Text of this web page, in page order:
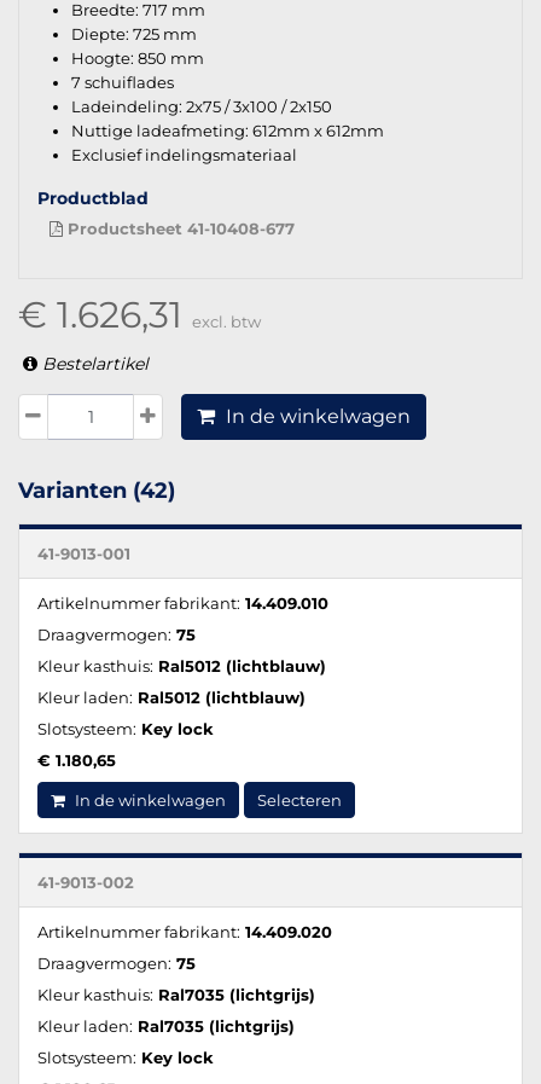
Breedte: 717 mm
Diepte: 725 mm
Hoogte: 850 mm
7 schuiflades
Ladeindeling: 2x75 / 3x100 / 2x150
Nuttige ladeafmeting: 612mm x 612mm
Exclusief indelingsmateriaal
Productblad
Productsheet 41-10408-677
€ 1.626,31 excl. btw
Bestelartikel
In de winkelwagen
Varianten (42)
41-9013-001
Artikelnummer fabrikant: 14.409.010
Draagvermogen: 75
Kleur kasthuis: Ral5012 (lichtblauw)
Kleur laden: Ral5012 (lichtblauw)
Slotsysteem: Key lock
€ 1.180,65
In de winkelwagen Selecteren
41-9013-002
Artikelnummer fabrikant: 14.409.020
Draagvermogen: 75
Kleur kasthuis: Ral7035 (lichtgrijs)
Kleur laden: Ral7035 (lichtgrijs)
Slotsysteem: Key lock